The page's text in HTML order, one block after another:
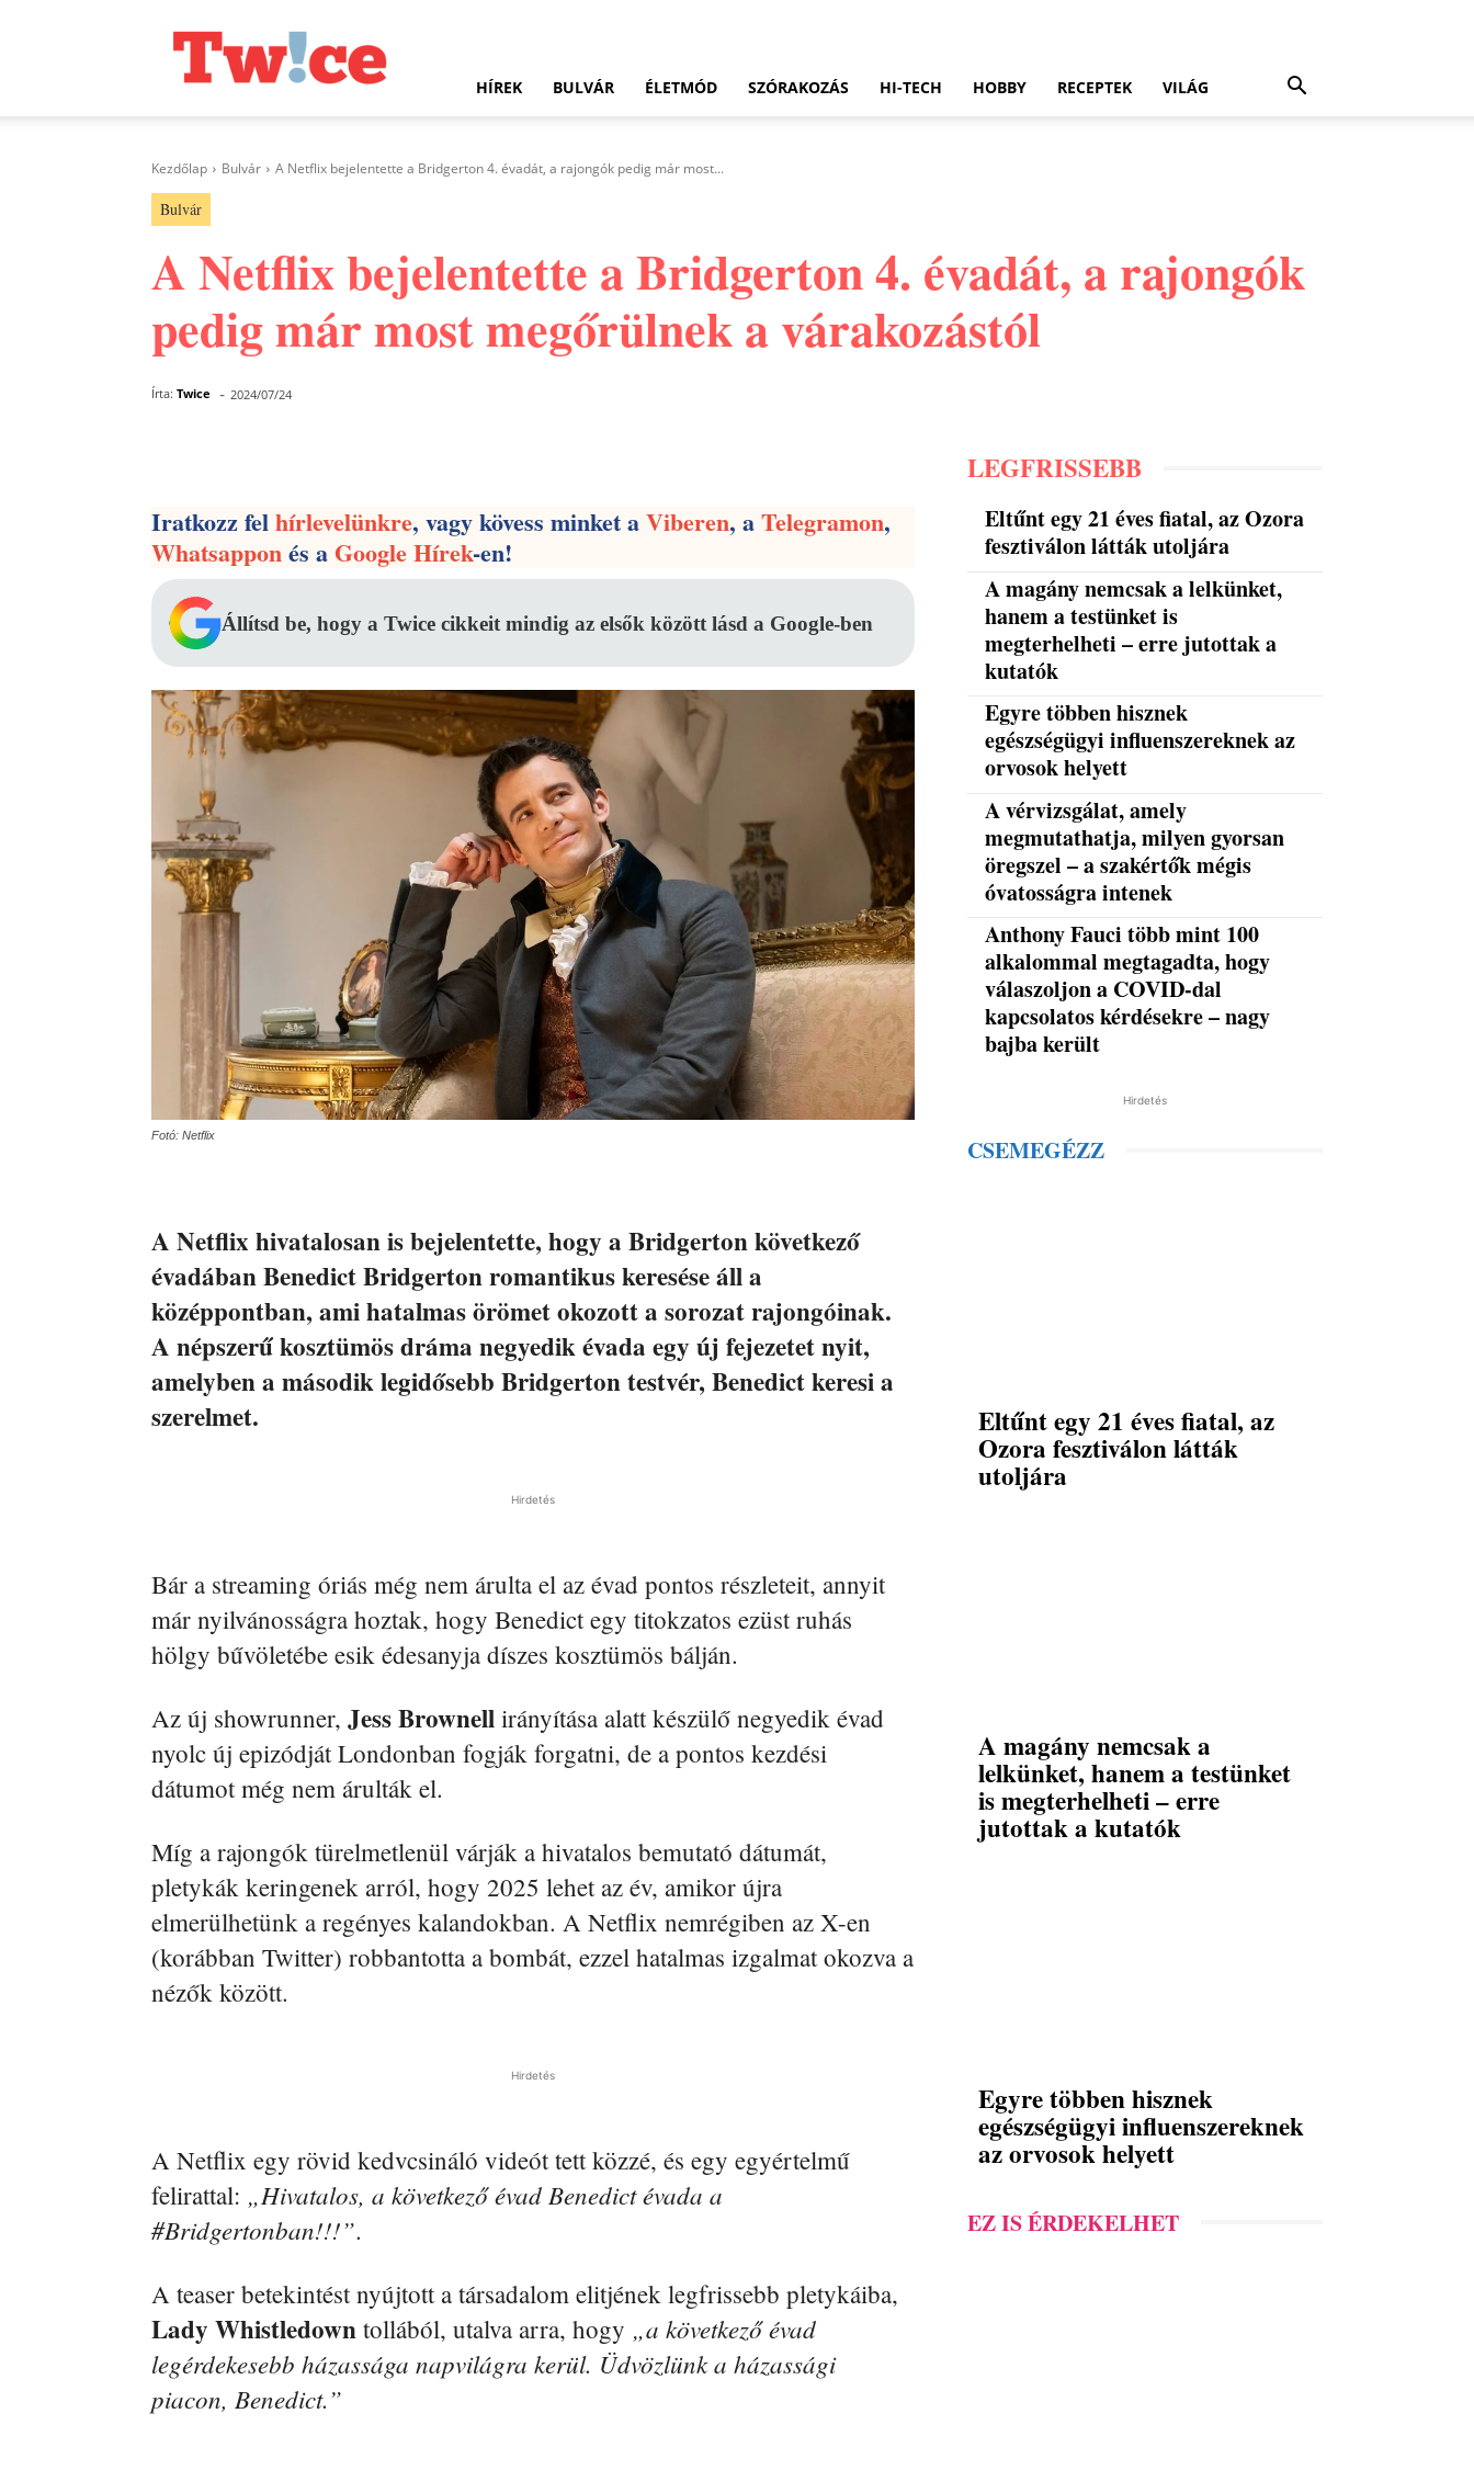
HÍREK BULVÁR ÉLETMÓD SZÓRAKOZÁS HI-TECH HOBBY RECEPTEK VILÁG
Kezdőlap Bulvár A Netflix bejelentette a Bridgerton 4. évadát, a rajongók pedig már most...
Bulvár
A Netflix bejelentette a Bridgerton 4. évadát, a rajongók
pedig már most megőrülnek a várakozástól
Írta: Twice - 2024/07/24
Iratkozz felhírlevelünkre, vagy kövess minket aViberen, aTelegramon,
Whatsapponés aGoogle Hírek-en!
Állítsd be, hogy a Twice cikkeit mindig az elsők között lásd a Google-ben
Fotó: Netflix
A Netflix hivatalosan is bejelentette, hogy a Bridgerton következő
évadában Benedict Bridgerton romantikus keresése áll a
középpontban, ami hatalmas örömet okozott a sorozat rajongóinak.
A népszerű kosztümös dráma negyedik évada egy új fejezetet nyit,
amelyben a második legidősebb Bridgerton testvér, Benedict keresi a
szerelmet.
Hirdetés
Bár a streaming óriás még nem árulta el az évad pontos részleteit, annyit
már nyilvánosságra hoztak, hogy Benedict egy titokzatos ezüst ruhás
hölgy bűvöletébe esik édesanyja díszes kosztümös bálján.
Az új showrunner, Jess Brownell irányítása alatt készülő negyedik évad
nyolc új epizódját Londonban fogják forgatni, de a pontos kezdési
dátumot még nem árulták el.
Míg a rajongók türelmetlenül várják a hivatalos bemutató dátumát,
pletykák keringenek arról, hogy 2025 lehet az év, amikor újra
elmerülhetünk a regényes kalandokban. A Netflix nemrégiben az X-en
(korábban Twitter) robbantotta a bombát, ezzel hatalmas izgalmat okozva a
nézők között.
Hirdetés
A Netflix egy rövid kedvcsináló videót tett közzé, és egy egyértelmű
felirattal: „Hivatalos, a következő évad Benedict évada a
#Bridgertonban!!!”.
A teaser betekintést nyújtott a társadalom elitjének legfrissebb pletykáiba,
Lady Whistledown tollából, utalva arra, hogy „a következő évad
legérdekesebb házassága napvilágra kerül. Üdvözlünk a házassági
piacon, Benedict.”
LEGFRISSEBB
Eltűnt egy 21 éves fiatal, az Ozora
fesztiválon látták utoljára
A magány nemcsak a lelkünket,
hanem a testünket is
megterhelheti – erre jutottak a
kutatók
Egyre többen hisznek
egészségügyi influenszereknek az
orvosok helyett
A vérvizsgálat, amely
megmutathatja, milyen gyorsan
öregszel – a szakértők mégis
óvatosságra intenek
Anthony Fauci több mint 100
alkalommal megtagadta, hogy
válaszoljon a COVID-dal
kapcsolatos kérdésekre – nagy
bajba került
Hirdetés
CSEMEGÉZZ
Eltűnt egy 21 éves fiatal, az
Ozora fesztiválon látták
utoljára
A magány nemcsak a
lelkünket, hanem a testünket
is megterhelheti – erre
jutottak a kutatók
Egyre többen hisznek
egészségügyi influenszereknek
az orvosok helyett
EZ IS ÉRDEKELHET